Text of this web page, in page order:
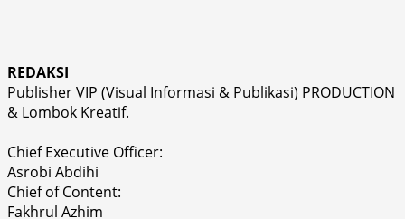
REDAKSI
Publisher VIP (Visual Informasi & Publikasi) PRODUCTION
& Lombok Kreatif.
Chief Executive Officer:
Asrobi Abdihi
Chief of Content:
Fakhrul Azhim